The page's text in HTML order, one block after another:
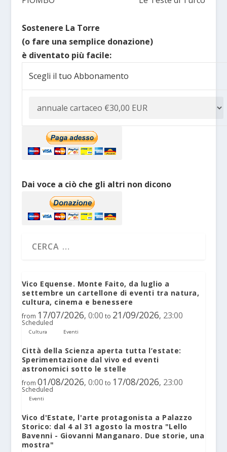
Sostenere La Torre
(o fare una semplice donazione)
è diventato più facile:
Scegli il tuo Abbonamento
Dai voce a ciò che gli altri non dicono
Vico Equense. Monte Faito, da luglio a
settembre un cartellone di eventi tra natura,
cultura, cinema e benessere
from 17/07/2026, 0:00 to 21/09/2026, 23:00
Scheduled
Cultura Eventi
Città della Scienza aperta tutta l’estate:
Sperimentazione dal vivo ed eventi
astronomici sotto le stelle
from 01/08/2026, 0:00 to 17/08/2026, 23:00
Scheduled
Eventi
Vico d'Estate, l'arte protagonista a Palazzo
Storico: dal 4 al 31 agosto la mostra "Lello
Bavenni - Giovanni Manganaro. Due storie, una
mostra"